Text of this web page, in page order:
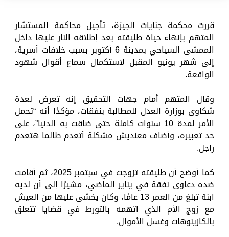
قررت محكمة جنايات الجيزة، تأجيل محاكمة المستشار
المتهم بإنهاء حياة طليقته بعد إطلاقه النار عليها داخل
الممشى السياحي بمدينة 6 أكتوبر بسبب خلافات أسرية،
إلى شهر يونيو المقبل لاستكمال سماع أقوال شهود
الواقعة.
وقال المتهم أمام جهات التحقيق إنه تعرض لعدة
شكاوى بوزارة العدل للمطالبة بنفقات، مؤكدًا أنه “تحمل
الأمر لمدة 10 سنوات كاملة حتى ضاقت به الدنيا”، على
حد تعبيره، وأضاف معنديش مشكلة أتعدم طالما هتعدم
راجل.
كما أوضح أن طليقته تزوجت في سبتمبر 2025، ثم أقامت
ضده دعاوى نفقة في يناير الماضي، مشيرًا إلى أن لديه
ابنة تبلغ من العمر 13 عامًا، وكان يخشى عليها من العيش
مع زوج الأم الذي اتهمه بالتورط في قضايا تتعلق
بالكازينوهات وغسل الأموال.